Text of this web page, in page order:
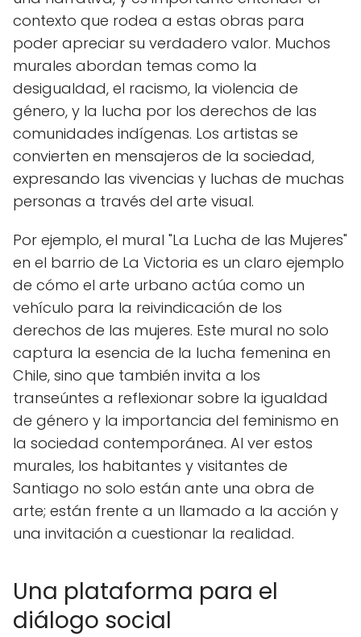
contexto que rodea a estas obras para
poder apreciar su verdadero valor. Muchos
murales abordan temas como la
desigualdad, el racismo, la violencia de
género, y la lucha por los derechos de las
comunidades indígenas. Los artistas se
convierten en mensajeros de la sociedad,
expresando las vivencias y luchas de muchas
personas a través del arte visual.
Por ejemplo, el mural "La Lucha de las Mujeres"
en el barrio de La Victoria es un claro ejemplo
de cómo el arte urbano actúa como un
vehículo para la reivindicación de los
derechos de las mujeres. Este mural no solo
captura la esencia de la lucha femenina en
Chile, sino que también invita a los
transeúntes a reflexionar sobre la igualdad
de género y la importancia del feminismo en
la sociedad contemporánea. Al ver estos
murales, los habitantes y visitantes de
Santiago no solo están ante una obra de
arte; están frente a un llamado a la acción y
una invitación a cuestionar la realidad.
Una plataforma para el
diálogo social